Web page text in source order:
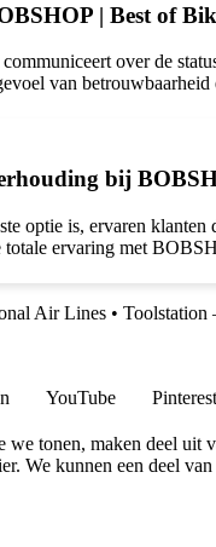
| Best of
over de
van betrouwbaarheid
bij
optie is, ervaren
ervaring met
Air Lines • Toolstation
YouTube Pinterest
tonen, maken deel uit
We kunnen een deel